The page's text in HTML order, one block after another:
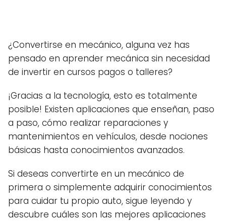
¿Convertirse en mecánico, alguna vez has
pensado en aprender mecánica sin necesidad
de invertir en cursos pagos o talleres?
¡Gracias a la tecnología, esto es totalmente
posible! Existen aplicaciones que enseñan, paso
a paso, cómo realizar reparaciones y
mantenimientos en vehículos, desde nociones
básicas hasta conocimientos avanzados.
Si deseas convertirte en un mecánico de
primera o simplemente adquirir conocimientos
para cuidar tu propio auto, sigue leyendo y
descubre cuáles son las mejores aplicaciones